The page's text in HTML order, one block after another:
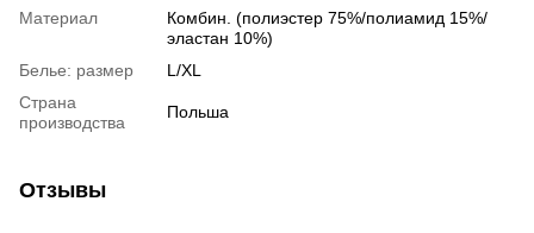
Материал
Комбин. (полиэстер 75%/полиамид 15%/
эластан 10%)
Белье: размер
L/XL
Страна
производства
Польша
Отзывы